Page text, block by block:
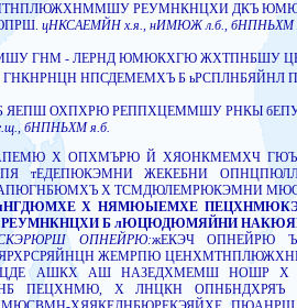
РЕУМНКНЦХИ ДКЪ
цНКСАЕМЙН х.я., нИМЮЖ л.б., бНПНЬХМ
ГНМ - ЛЕРНД ЮМЮКХГЮ ЖХТПНБШУ
НПСДЕМЕМХЪ Б ьРСПЛНБЯЙНЛ
ЯЕПШ ОХПХРЮ РЕППХЦЕММШУ РНКЫ
бНПНЬХМ я.б.
Х ОПХМЪРЮ Й ХЯОНКМЕМХЧ
тЕДЕПЮКЭМНИ ЖЕКЕБНИ
Х ТСМДЮЛЕМРЮКЭМНИ
Х НЯМЮЫЕМХЕ
Б лЮЦЮДЮМЯЙНИ
ОПНЕЙРЮ:жЕКЭЧ ОПНЕЙРЮ
ЖЕМРПЮ
ЦДЕ АШКХ АШ НАЗЕДХМЕМШ НОШР Х
ПЕЦХНМЮ, Х ЛНЦКН ОПНБНДХРЯЪ